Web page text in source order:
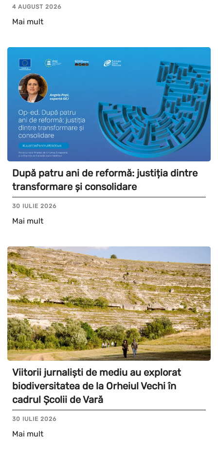
4 AUGUST 2026
Mai mult
După patru ani de reformă: justiția dintre
transformare și consolidare
30 IULIE 2026
Mai mult
Viitorii jurnaliști de mediu au explorat
biodiversitatea de la Orheiul Vechi în
cadrul Școlii de Vară
30 IULIE 2026
Mai mult